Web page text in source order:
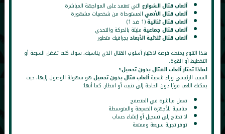
ألعاب قتال الشوارعالتي تعتمد على المواجهة المباشرة
ألعاب قتال الأنميالمستوحاة من شخصيات مشهورة
ألعاب قتال ثنائية(1 ضد 1)
ألعاب قتال جماعيةمليئة بالحركة والتحدي
ألعاب قتال ثلاثية الأبعاد بجرافيك متطور
هذا التنوع يمنحك فرصة لاختيار أسلوب القتال الذي يناسبك، سواء كنت تفضل السرعة أو
التخطيط أو القوة.
لماذا تختار ألعاب القتال بدون تحميل؟
السبب الرئيسي وراء شعبية ألعاب قتال بدون تحميلهو سهولة الوصول إليها، حيث
يمكنك اللعب فورًا دون الحاجة إلى تثبيت أو انتظار. كما أنها:
تعمل مباشرة في المتصفح
مناسبة للأجهزة الضعيفة والمتوسطة
لا تحتاج إلى تسجيل أو إنشاء حساب
توفر تجربة سريعة وممتعة